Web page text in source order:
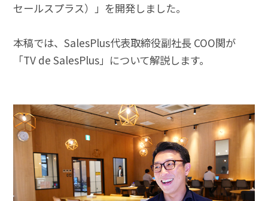
セールスプラス）」を開発しました。
本稿では、SalesPlus代表取締役副社長 COO関が
「TV de SalesPlus」について解説します。